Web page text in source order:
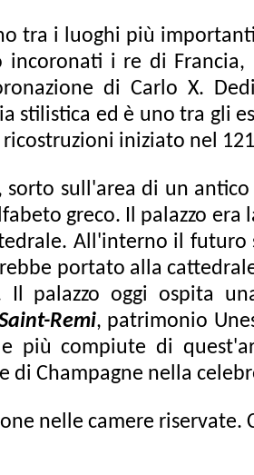
tra i luoghi più
i re di Francia,
di Carlo X.
stilistica ed è uno tra gli
iniziato nel
sorto sull'area di un
greco. Il palazzo era
All'interno il futuro
portato alla
palazzo oggi ospita
Remi, patrimonio
più compiute di
di Champagne nella
nelle camere riservate.